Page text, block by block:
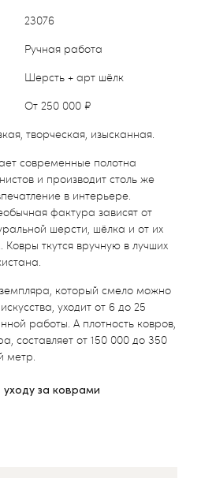
23076
Ручная работа
Шерсть + арт шёлк
от 250 000 ₽
творческая, изысканная.
современные полотна
и производит столь же
в интерьере.
фактура зависят от
шерсти, шёлка и от их
Ковры ткутся вручную в лучших
который смело можно
уходит от 6 до 25
работы. А плотность ковров,
составляет от 150 000 до 350
метр.
за коврами